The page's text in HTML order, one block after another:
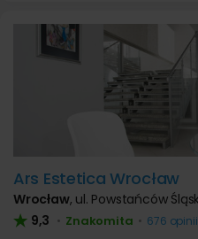
Ars Estetica Wrocław
Wrocław, ul. Powstańców
9,3 • Znakomita • 676 opinii